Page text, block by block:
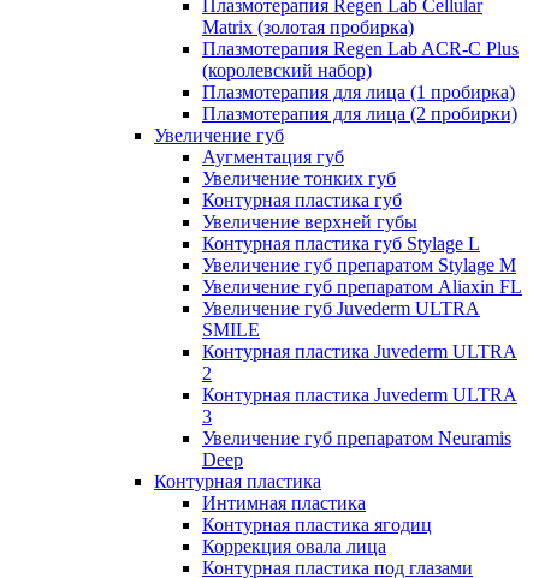
Плазмотерапия Regen Lab Cellular
Matrix (золотая пробирка)
Плазмотерапия Regen Lab ACR-C Plus
(королевский набор)
Плазмотерапия для лица (1 пробирка)
Плазмотерапия для лица (2 пробирки)
Увеличение губ
Аугментация губ
Увеличение тонких губ
Контурная пластика губ
Увеличение верхней губы
Контурная пластика губ Stylage L
Увеличение губ препаратом Stylage M
Увеличение губ препаратом Aliaxin FL
Увеличение губ Juvederm ULTRA
SMILE
Контурная пластика Juvederm ULTRA
2
Контурная пластика Juvederm ULTRA
3
Увеличение губ препаратом Neuramis
Deep
Контурная пластика
Интимная пластика
Контурная пластика ягодиц
Коррекция овала лица
Контурная пластика под глазами